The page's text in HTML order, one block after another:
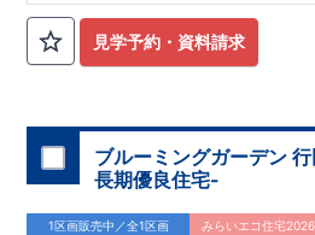
​【2階建】 ​・南向きインナーバルコニ
洋風タタミの
はLDKの雰囲気を壊
​『プライスカット法蓮店』徒歩約5分
蓮町店』徒歩約5分
見学予約・資料請求
ブルーミングガーデン
長期優良住宅-
1区画販売中／全1区画 みらいエコ住宅